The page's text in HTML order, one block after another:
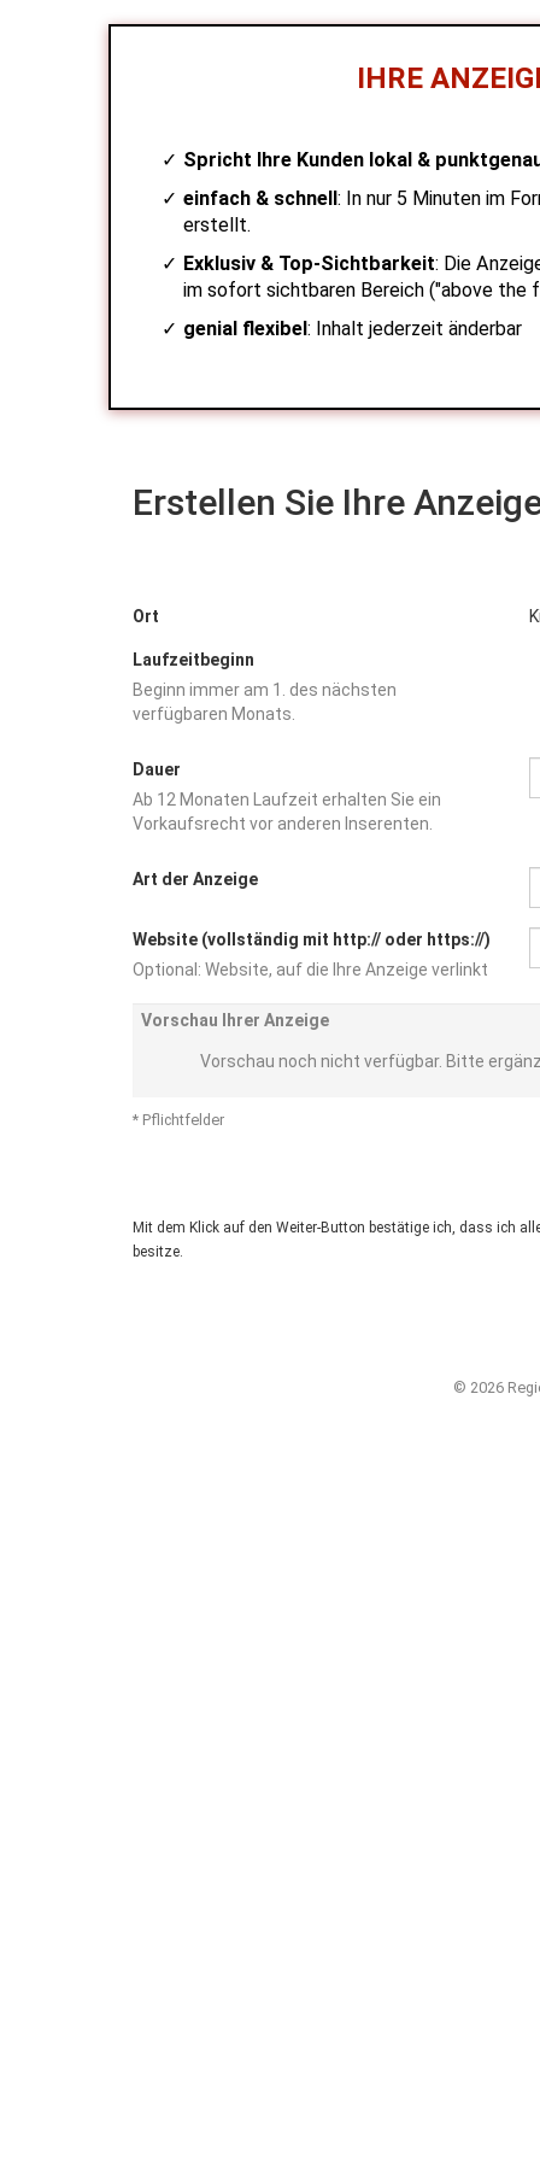
IHRE
Spricht Ihre Kunden lokal &
einfach & schnell: In nur 5 Minuten im
erstellt.
Exklusiv & Top-Sichtbarkeit: Die
im sofort sichtbaren Bereich ("above the
genial flexibel: Inhalt jederzeit änderbar
Erstellen Sie Ihre
Ort
Laufzeitbeginn
Beginn immer am 1. des nächsten
verfügbaren Monats.
Dauer
Ab 12 Monaten Laufzeit erhalten Sie ein
Vorkaufsrecht vor anderen Inserenten.
Art der Anzeige
Website (vollständig mit http:// oder https://)
Optional: Website, auf die Ihre Anzeige verlinkt
Vorschau Ihrer Anzeige
Vorschau noch nicht verfügbar. Bitte
* Pflichtfelder
Mit dem Klick auf den Weiter-Button bestätige ich, dass ich
besitze.
© 2026